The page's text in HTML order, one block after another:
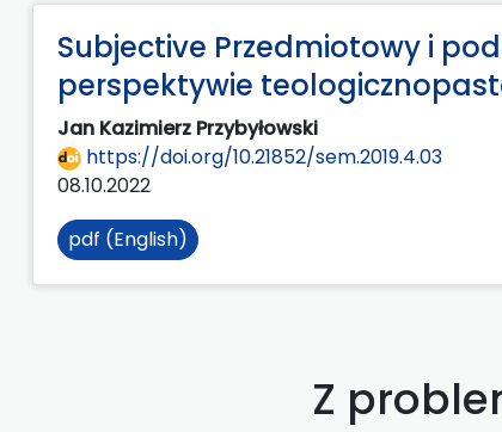
Subjective Przedmiotowy i
perspektywie
Jan Kazimierz Przybyłowski
https://doi.org/10.21852/sem.2019.4.03
08.10.2022
pdf (English)
Z